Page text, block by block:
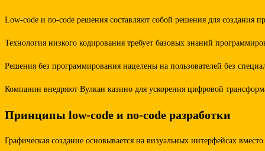
Low-code и no-code решения составляют собой решения для
Технология низкого кодирования требует базовых знаний
Решения без программирования нацелены на пользователей без
Компании внедряют Вулкан казино для ускорения цифровой
Принципы low-code и no-code разработки
Графическая создание основывается на визуальных интерфейсах